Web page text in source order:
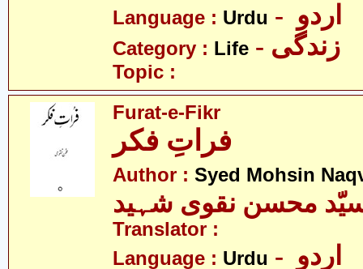
Language : Urdu
Category : Life - زندگی
Topic :
Furat-e-Fikr
فراتِ فکر
Author : Syed Mohsin
محسن نقوی شہید
Translator :
Language : Urdu